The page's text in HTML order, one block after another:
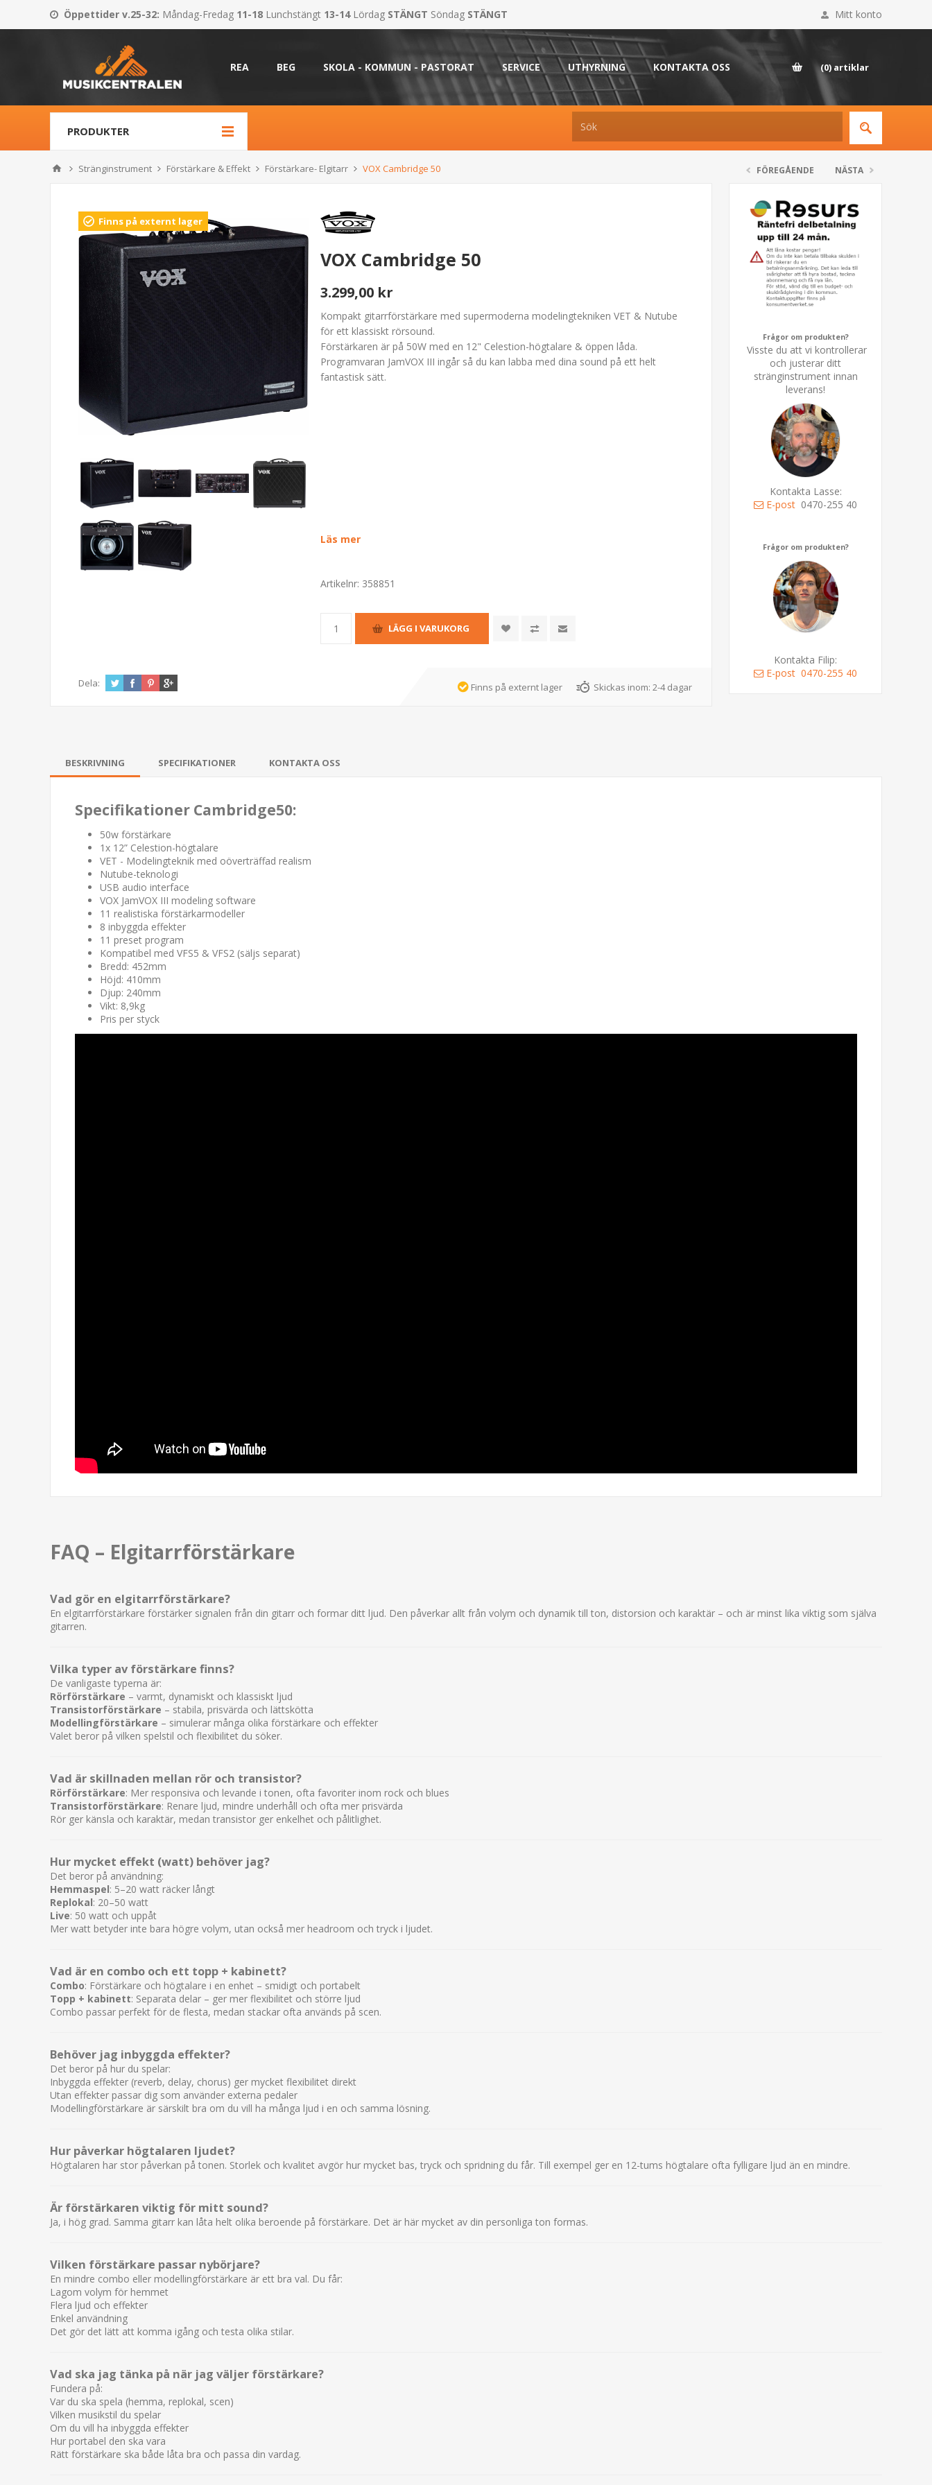
Öppettider v.25-32: Måndag-Fredag 11-18 Lunchstängt 13-14 Lördag STÄNGT Söndag STÄNGT Mitt konto
REA BEG SKOLA - KOMMUN - PASTORAT SERVICE UTHYRNING KONTAKTA OSS (0) artiklar
PRODUKTER
Stränginstrument Förstärkare & Effekt Förstärkare- Elgitarr VOX Cambridge 50 FÖREGÅENDE NÄSTA
Frågor om produkten?
Visste du att vi kontrollerar
och justerar ditt
stränginstrument innan
leverans!
Kontakta Lasse:
E-post 0470-255 40
Frågor om produkten?
Kontakta Filip:
E-post 0470-255 40
Finns på externt lager
VOX Cambridge 50
3.299,00 kr
Kompakt gitarrförstärkare med supermoderna modelingtekniken VET & Nutube
för ett klassiskt rörsound.
Förstärkaren är på 50W med en 12" Celestion-högtalare & öppen låda.
Programvaran JamVOX III ingår så du kan labba med dina sound på ett helt
fantastisk sätt.
Läs mer
Artikelnr: 358851
Dela: Finns på externt lager Skickas inom: 2-4 dagar
BESKRIVNING SPECIFIKATIONER KONTAKTA OSS
Specifikationer Cambridge50:
50w förstärkare
1x 12” Celestion-högtalare
VET - Modelingteknik med oöverträffad realism
Nutube-teknologi
USB audio interface
VOX JamVOX III modeling software
11 realistiska förstärkarmodeller
8 inbyggda effekter
11 preset program
Kompatibel med VFS5 & VFS2 (säljs separat)
Bredd: 452mm
Höjd: 410mm
Djup: 240mm
Vikt: 8,9kg
Pris per styck
FAQ – Elgitarrförstärkare
Vad gör en elgitarrförstärkare?
En elgitarrförstärkare förstärker signalen från din gitarr och formar ditt ljud. Den påverkar allt från volym och dynamik till ton, distorsion och karaktär – och är minst lika viktig som själva
gitarren.
Vilka typer av förstärkare finns?
De vanligaste typerna är:
Rörförstärkare – varmt, dynamiskt och klassiskt ljud
Transistorförstärkare – stabila, prisvärda och lättskötta
Modellingförstärkare – simulerar många olika förstärkare och effekter
Valet beror på vilken spelstil och flexibilitet du söker.
Vad är skillnaden mellan rör och transistor?
Rörförstärkare: Mer responsiva och levande i tonen, ofta favoriter inom rock och blues
Transistorförstärkare: Renare ljud, mindre underhåll och ofta mer prisvärda
Rör ger känsla och karaktär, medan transistor ger enkelhet och pålitlighet.
Hur mycket effekt (watt) behöver jag?
Det beror på användning:
Hemmaspel: 5–20 watt räcker långt
Replokal: 20–50 watt
Live: 50 watt och uppåt
Mer watt betyder inte bara högre volym, utan också mer headroom och tryck i ljudet.
Vad är en combo och ett topp + kabinett?
Combo: Förstärkare och högtalare i en enhet – smidigt och portabelt
Topp + kabinett: Separata delar – ger mer flexibilitet och större ljud
Combo passar perfekt för de flesta, medan stackar ofta används på scen.
Behöver jag inbyggda effekter?
Det beror på hur du spelar:
Inbyggda effekter (reverb, delay, chorus) ger mycket flexibilitet direkt
Utan effekter passar dig som använder externa pedaler
Modellingförstärkare är särskilt bra om du vill ha många ljud i en och samma lösning.
Hur påverkar högtalaren ljudet?
Högtalaren har stor påverkan på tonen. Storlek och kvalitet avgör hur mycket bas, tryck och spridning du får. Till exempel ger en 12-tums högtalare ofta fylligare ljud än en mindre.
Är förstärkaren viktig för mitt sound?
Ja, i hög grad. Samma gitarr kan låta helt olika beroende på förstärkare. Det är här mycket av din personliga ton formas.
Vilken förstärkare passar nybörjare?
En mindre combo eller modellingförstärkare är ett bra val. Du får:
Lagom volym för hemmet
Flera ljud och effekter
Enkel användning
Det gör det lätt att komma igång och testa olika stilar.
Vad ska jag tänka på när jag väljer förstärkare?
Fundera på:
Var du ska spela (hemma, replokal, scen)
Vilken musikstil du spelar
Om du vill ha inbyggda effekter
Hur portabel den ska vara
Rätt förstärkare ska både låta bra och passa din vardag.